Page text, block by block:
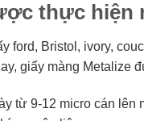
thực hiện
ford, Bristol, ivory,
giấy màng Metalize
từ 9-12 micro cán